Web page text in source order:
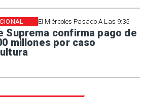
El Miércoles Pasado A Las 9:35
Suprema confirma pago de
millones por caso